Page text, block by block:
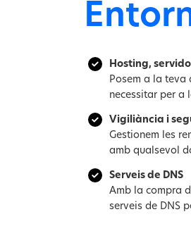
Hosting,
Posem a la
necessitar per a
Vigiliància i
Gestionem les
amb qualsevol
Serveis de DNS
Amb la compra
serveis de DNS